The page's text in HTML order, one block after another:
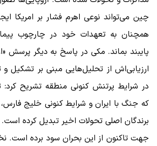
چین می‌تواند نوعی اهرم فشار بر امریکا
همچنان به تعهدات خود در چارچوب
پایبند بماند. مکی در پاسخ به دیگر پرسش
ارزیابی‌اش از تحلیل‌هایی مبنی بر تشکیل
در شرایط پرتنش کنونی منطقه تشریح کرد:
که جنگ با ایران و شرایط کنونی خلیج فارس،
برندگان اصلی تحولات اخیر تبدیل کرده
جهت تاکنون از این بحران سود برده است.